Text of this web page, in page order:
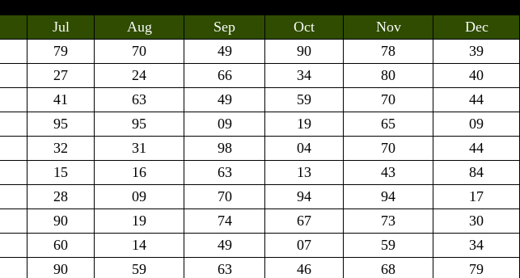
Jul Aug Sep Oct Nov
Dec
79 70 49 90 78
39
27 24 66 34 80
40
41 63 49 59 70
44
95 95 09 19 65
09
32 31 98 04 70
44
15 16 63 13 43
84
28 09 70 94 94
17
90 19 74 67 73
30
60 14 49 07 59
34
90 59 63 46 68
79